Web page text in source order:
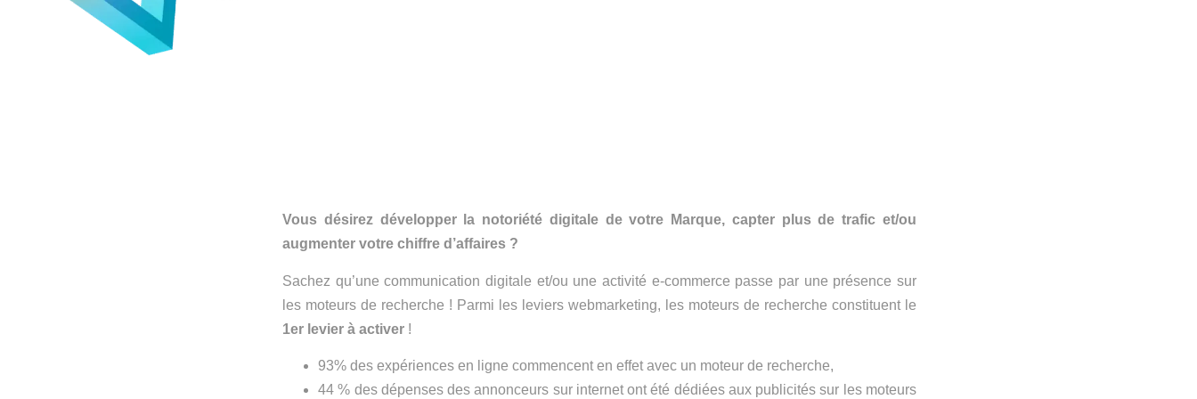
Vous désirez développer la notoriété digitale de votre Marque, capter plus de trafic et/ou
augmenter votre chiffre d’affaires ?
Sachez qu’une communication digitale et/ou une activité e-commerce passe par une présence sur
les moteurs de recherche ! Parmi les leviers webmarketing, les moteurs de recherche constituent le
1er levier à activer !
93% des expériences en ligne commencent en effet avec un moteur de recherche,
44 % des dépenses des annonceurs sur internet ont été dédiées aux publicités sur les moteurs